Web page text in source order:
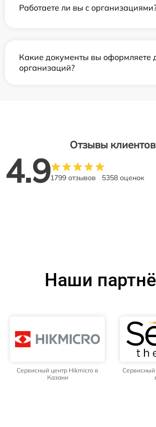
Работаете ли вы с
Какие документы вы оформляете
организаций?
Отзывы клиентов
4.91799 отзывов 5358 оценок
Наши
Сервисный центр Hikmicro в
Казани
Сервисный